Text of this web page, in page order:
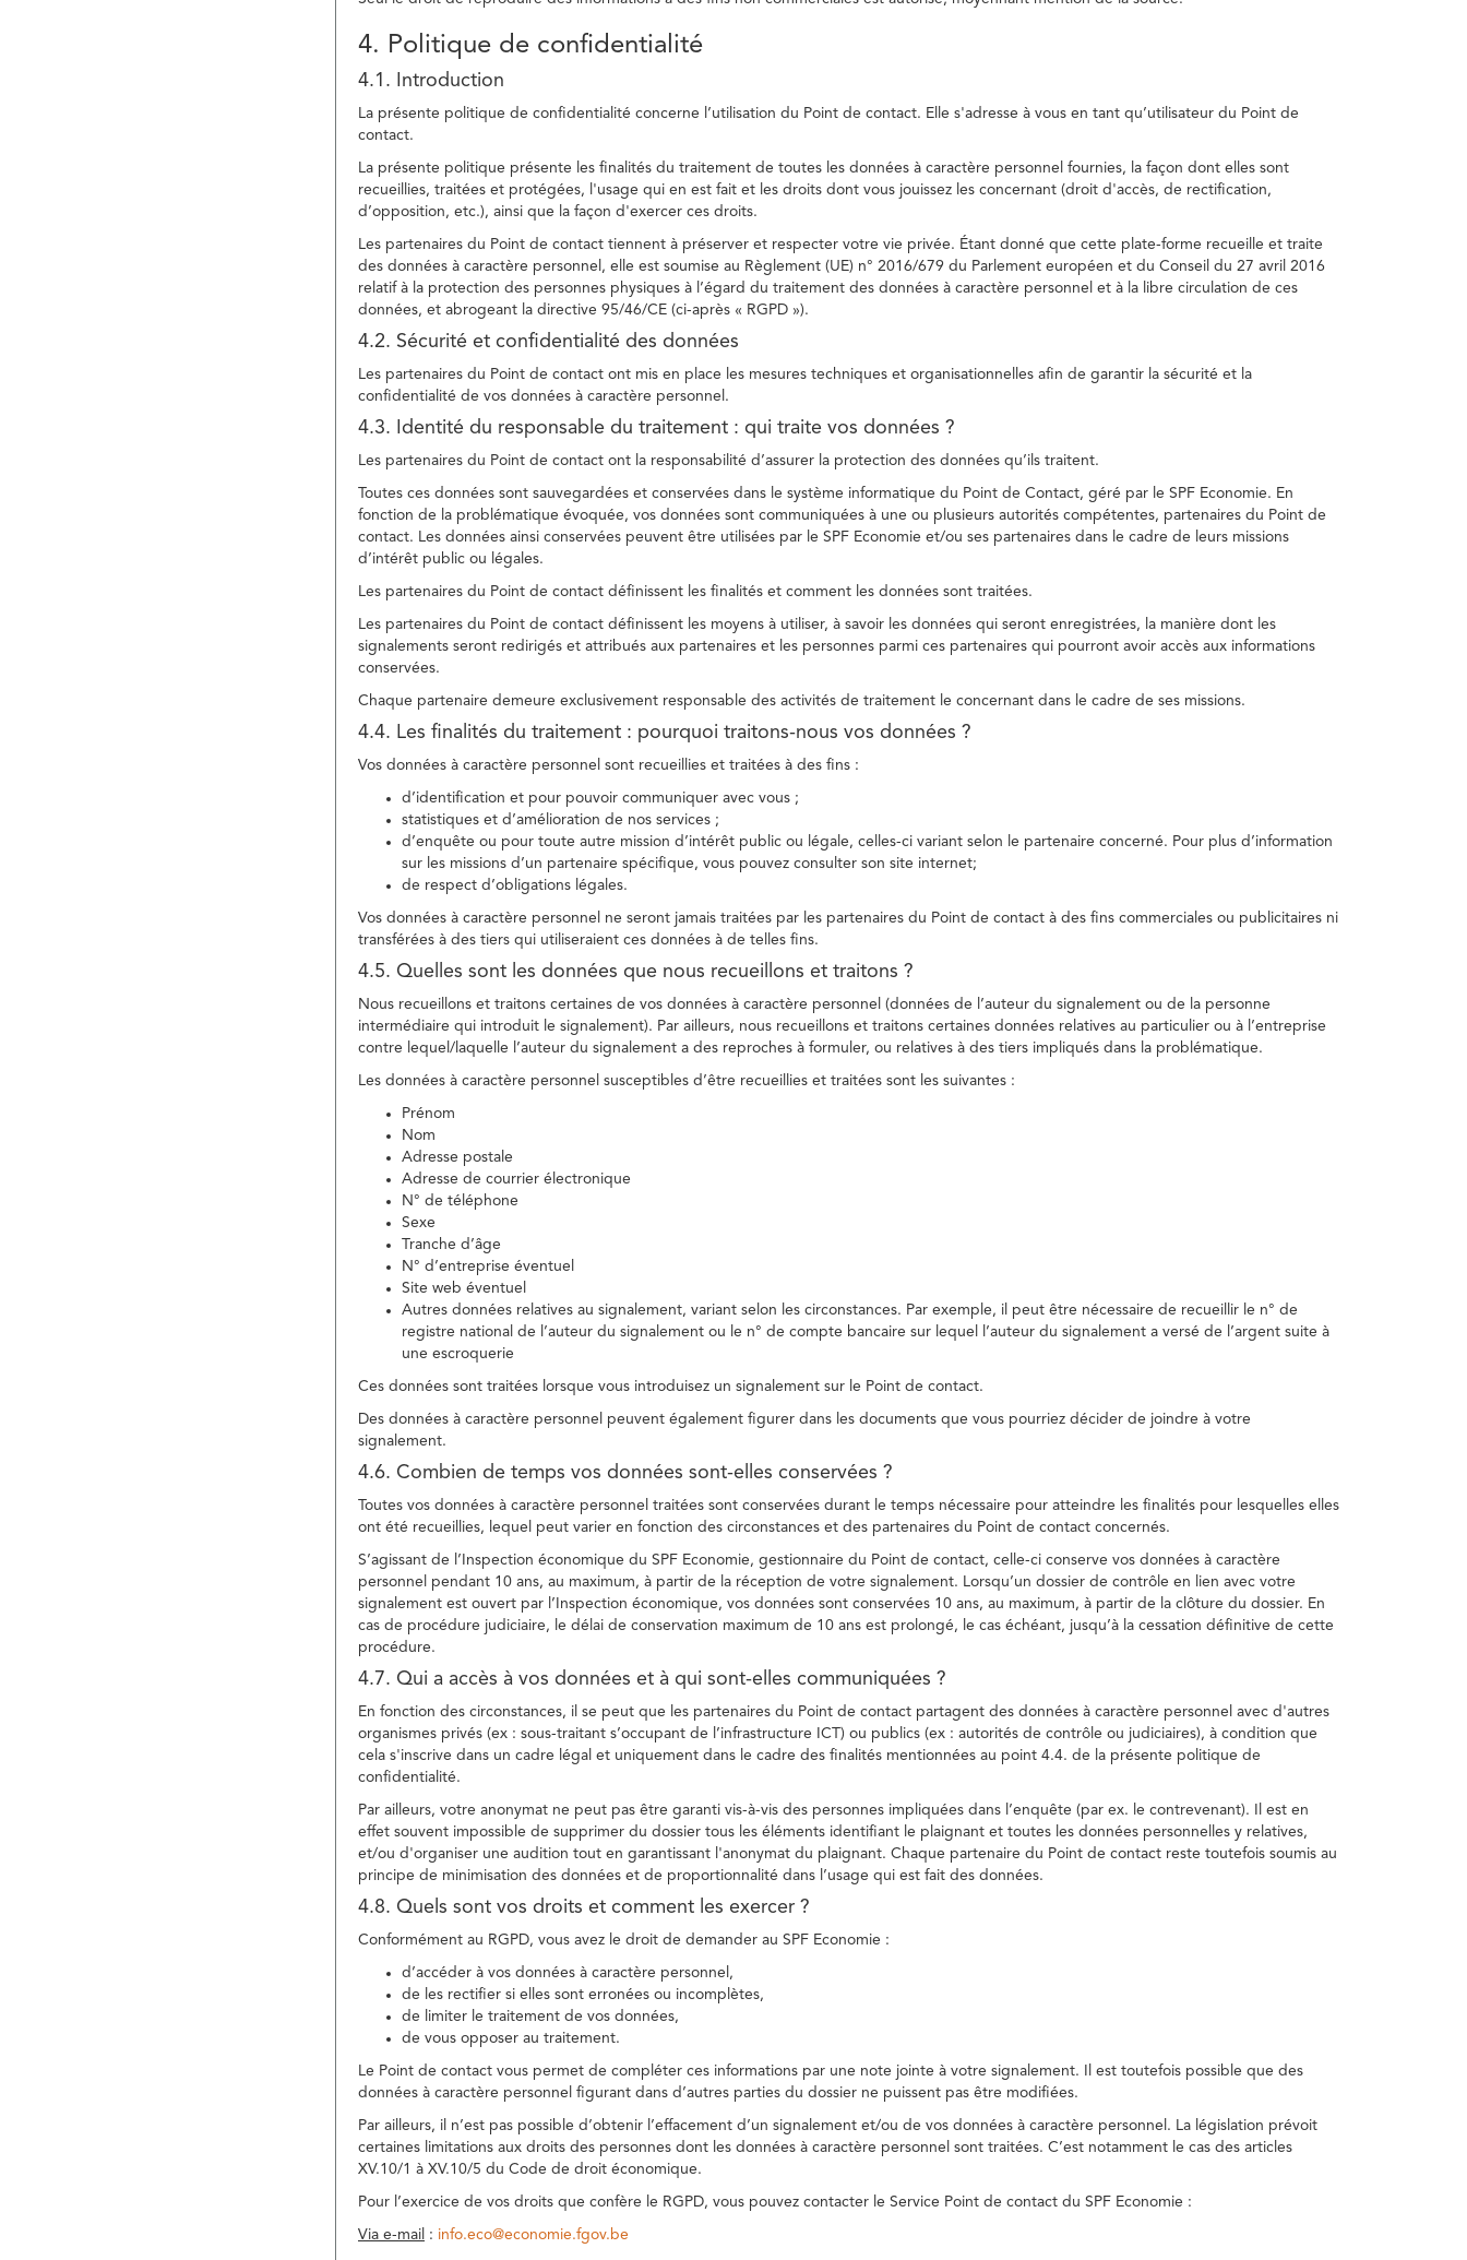
4. Politique de confidentialité
4.1. Introduction
La présente politique de confidentialité concerne l’utilisation du Point de contact. Elle s'adresse à vous en tant qu’utilisateur du Point de
contact.
La présente politique présente les finalités du traitement de toutes les données à caractère personnel fournies, la façon dont elles sont
recueillies, traitées et protégées, l'usage qui en est fait et les droits dont vous jouissez les concernant (droit d'accès, de rectification,
d’opposition, etc.), ainsi que la façon d'exercer ces droits.
Les partenaires du Point de contact tiennent à préserver et respecter votre vie privée. Étant donné que cette plate-forme recueille et traite
des données à caractère personnel, elle est soumise au Règlement (UE) n° 2016/679 du Parlement européen et du Conseil du 27 avril 2016
relatif à la protection des personnes physiques à l’égard du traitement des données à caractère personnel et à la libre circulation de ces
données, et abrogeant la directive 95/46/CE (ci-après « RGPD »).
4.2. Sécurité et confidentialité des données
Les partenaires du Point de contact ont mis en place les mesures techniques et organisationnelles afin de garantir la sécurité et la
confidentialité de vos données à caractère personnel.
4.3. Identité du responsable du traitement : qui traite vos données ?
Les partenaires du Point de contact ont la responsabilité d’assurer la protection des données qu’ils traitent.
Toutes ces données sont sauvegardées et conservées dans le système informatique du Point de Contact, géré par le SPF Economie. En
fonction de la problématique évoquée, vos données sont communiquées à une ou plusieurs autorités compétentes, partenaires du Point de
contact. Les données ainsi conservées peuvent être utilisées par le SPF Economie et/ou ses partenaires dans le cadre de leurs missions
d’intérêt public ou légales.
Les partenaires du Point de contact définissent les finalités et comment les données sont traitées.
Les partenaires du Point de contact définissent les moyens à utiliser, à savoir les données qui seront enregistrées, la manière dont les
signalements seront redirigés et attribués aux partenaires et les personnes parmi ces partenaires qui pourront avoir accès aux informations
conservées.
Chaque partenaire demeure exclusivement responsable des activités de traitement le concernant dans le cadre de ses missions.
4.4. Les finalités du traitement : pourquoi traitons-nous vos données ?
Vos données à caractère personnel sont recueillies et traitées à des fins :
d’identification et pour pouvoir communiquer avec vous ;
statistiques et d’amélioration de nos services ;
d’enquête ou pour toute autre mission d’intérêt public ou légale, celles-ci variant selon le partenaire concerné. Pour plus d’information
sur les missions d’un partenaire spécifique, vous pouvez consulter son site internet;
de respect d’obligations légales.
Vos données à caractère personnel ne seront jamais traitées par les partenaires du Point de contact à des fins commerciales ou publicitaires ni
transférées à des tiers qui utiliseraient ces données à de telles fins.
4.5. Quelles sont les données que nous recueillons et traitons ?
Nous recueillons et traitons certaines de vos données à caractère personnel (données de l’auteur du signalement ou de la personne
intermédiaire qui introduit le signalement). Par ailleurs, nous recueillons et traitons certaines données relatives au particulier ou à l’entreprise
contre lequel/laquelle l’auteur du signalement a des reproches à formuler, ou relatives à des tiers impliqués dans la problématique.
Les données à caractère personnel susceptibles d’être recueillies et traitées sont les suivantes :
Prénom
Nom
Adresse postale
Adresse de courrier électronique
N° de téléphone
Sexe
Tranche d’âge
N° d’entreprise éventuel
Site web éventuel
Autres données relatives au signalement, variant selon les circonstances. Par exemple, il peut être nécessaire de recueillir le n° de
registre national de l’auteur du signalement ou le n° de compte bancaire sur lequel l’auteur du signalement a versé de l’argent suite à
une escroquerie
Ces données sont traitées lorsque vous introduisez un signalement sur le Point de contact.
Des données à caractère personnel peuvent également figurer dans les documents que vous pourriez décider de joindre à votre
signalement.
4.6. Combien de temps vos données sont-elles conservées ?
Toutes vos données à caractère personnel traitées sont conservées durant le temps nécessaire pour atteindre les finalités pour lesquelles elles
ont été recueillies, lequel peut varier en fonction des circonstances et des partenaires du Point de contact concernés.
S’agissant de l’Inspection économique du SPF Economie, gestionnaire du Point de contact, celle-ci conserve vos données à caractère
personnel pendant 10 ans, au maximum, à partir de la réception de votre signalement. Lorsqu’un dossier de contrôle en lien avec votre
signalement est ouvert par l’Inspection économique, vos données sont conservées 10 ans, au maximum, à partir de la clôture du dossier. En
cas de procédure judiciaire, le délai de conservation maximum de 10 ans est prolongé, le cas échéant, jusqu’à la cessation définitive de cette
procédure.
4.7. Qui a accès à vos données et à qui sont-elles communiquées ?
En fonction des circonstances, il se peut que les partenaires du Point de contact partagent des données à caractère personnel avec d'autres
organismes privés (ex : sous-traitant s’occupant de l’infrastructure ICT) ou publics (ex : autorités de contrôle ou judiciaires), à condition que
cela s'inscrive dans un cadre légal et uniquement dans le cadre des finalités mentionnées au point 4.4. de la présente politique de
confidentialité.
Par ailleurs, votre anonymat ne peut pas être garanti vis-à-vis des personnes impliquées dans l’enquête (par ex. le contrevenant). Il est en
effet souvent impossible de supprimer du dossier tous les éléments identifiant le plaignant et toutes les données personnelles y relatives,
et/ou d'organiser une audition tout en garantissant l'anonymat du plaignant. Chaque partenaire du Point de contact reste toutefois soumis au
principe de minimisation des données et de proportionnalité dans l’usage qui est fait des données.
4.8. Quels sont vos droits et comment les exercer ?
Conformément au RGPD, vous avez le droit de demander au SPF Economie :
d’accéder à vos données à caractère personnel,
de les rectifier si elles sont erronées ou incomplètes,
de limiter le traitement de vos données,
de vous opposer au traitement.
Le Point de contact vous permet de compléter ces informations par une note jointe à votre signalement. Il est toutefois possible que des
données à caractère personnel figurant dans d’autres parties du dossier ne puissent pas être modifiées.
Par ailleurs, il n’est pas possible d’obtenir l’effacement d’un signalement et/ou de vos données à caractère personnel. La législation prévoit
certaines limitations aux droits des personnes dont les données à caractère personnel sont traitées. C’est notamment le cas des articles
XV.10/1 à XV.10/5 du Code de droit économique.
Pour l’exercice de vos droits que confère le RGPD, vous pouvez contacter le Service Point de contact du SPF Economie :
Via e-mail : info.eco@economie.fgov.be